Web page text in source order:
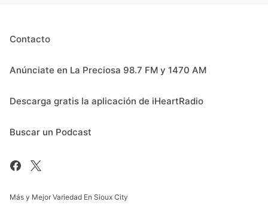
Contacto
Anúnciate en La Preciosa 98.7 FM y 1470 AM
Descarga gratis la aplicación de iHeartRadio
Buscar un Podcast
Más y Mejor Variedad En Sioux City